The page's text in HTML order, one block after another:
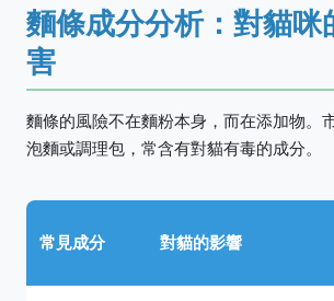
麵條成分分析：對貓咪
害
麵條的風險不在麵粉本身，而在添加物。
泡麵或調理包，常含有對貓有毒的成分。
常見成分 對貓的影響